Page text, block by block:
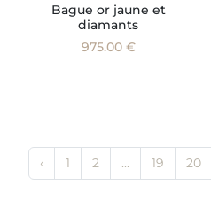
Bague or jaune et
diamants
975.00 €
‹ 1 2 ... 19 20